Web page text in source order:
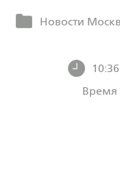
Новости
Время